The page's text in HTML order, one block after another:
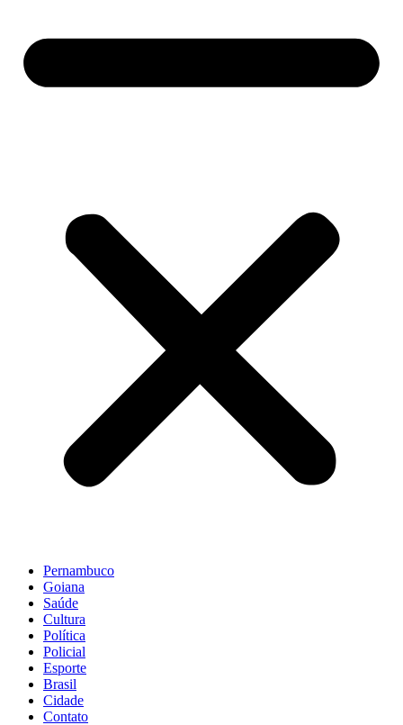
Pernambuco
Goiana
Saúde
Cultura
Política
Policial
Esporte
Brasil
Cidade
Contato